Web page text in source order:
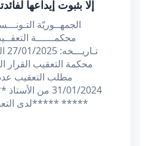
إلا بثبوت إيداعها
الجمهــوريّة
محكمة التعقيب القرار
31/01/2024 من
لدى